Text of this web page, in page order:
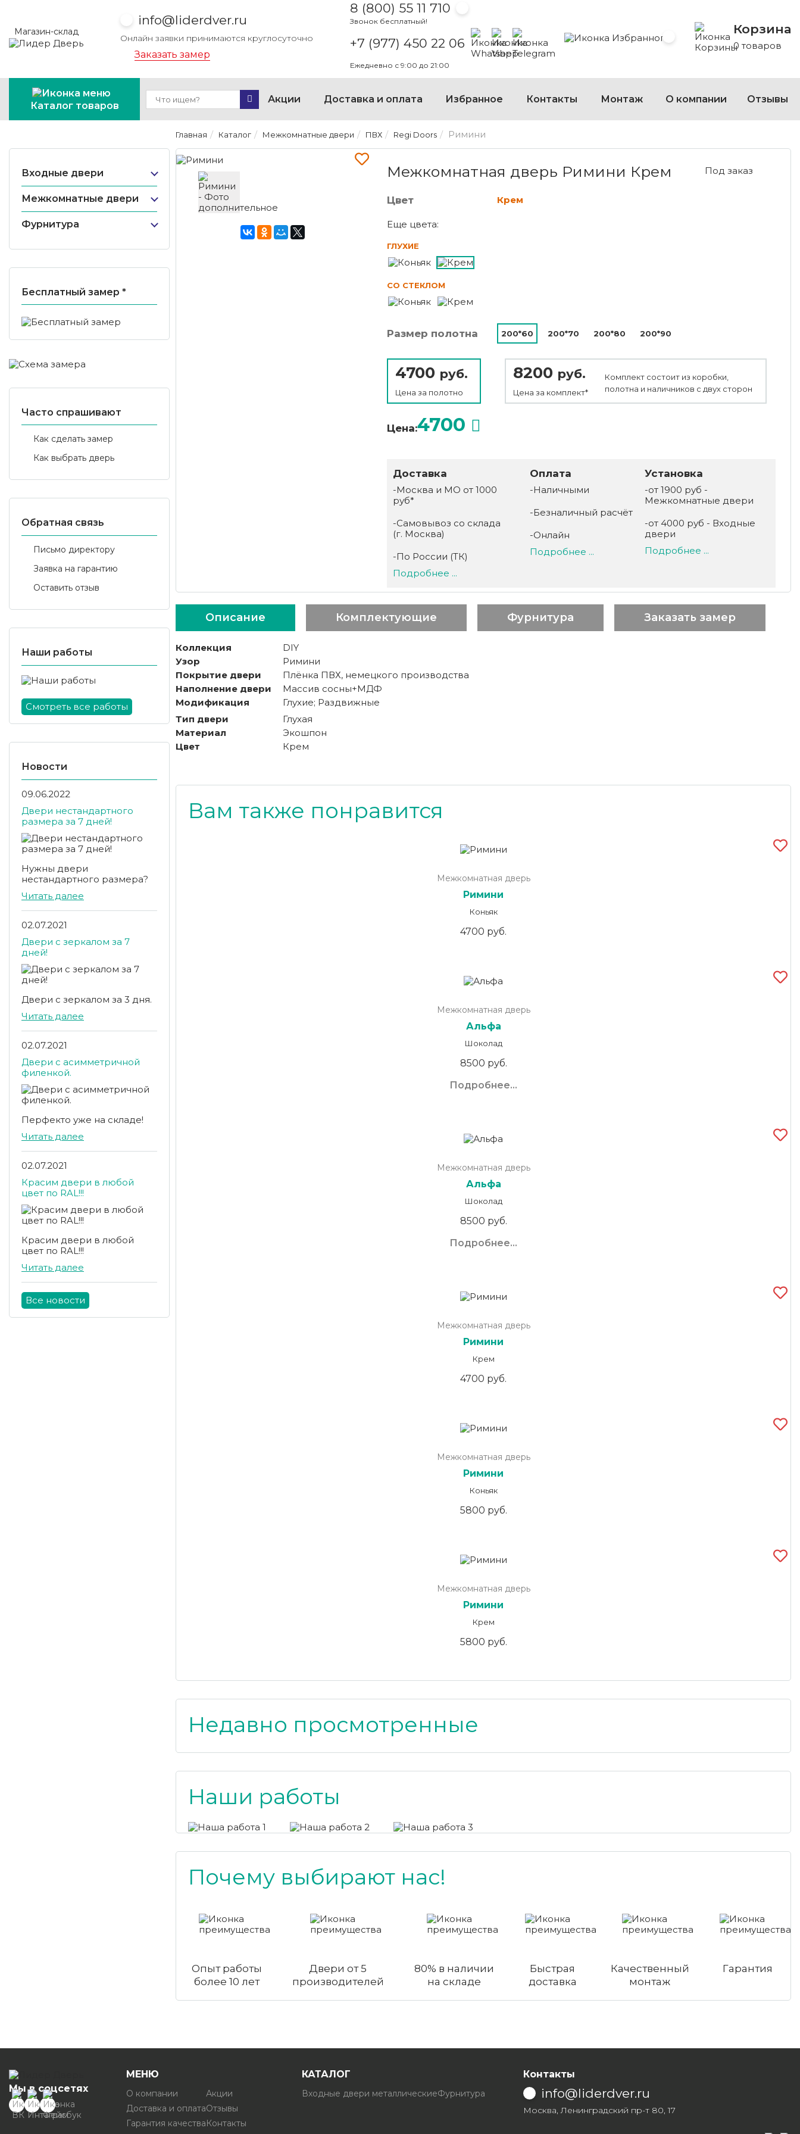
Магазин-склад
info@liderdver.ru
Онлайн заявки принимаются круглосуточно
Заказать замер
8 (800) 55 11 710
Звонок бесплатный!
+7 (977) 450 22 06
Написать на Whatsapp
Написать на Viber
Написать на Telegram
Ежедневно с 9:00 до 21:00
Избранное Корзина
0 товаров
Каталог товаров
Акции Доставка и оплата Избранное Контакты Монтаж О компании Отзывы
Входные двери
Межкомнатные двери
Фурнитура
Бесплатный замер *
Часто спрашивают
Как сделать замер
Как выбрать дверь
Обратная связь
Письмо директору
Заявка на гарантию
Оставить отзыв
Наши работы
Смотреть все работы
Новости
09.06.2022
Двери нестандартного
размера за 7 дней!
Нужны двери
нестандартного размера?
Читать далее
02.07.2021
Двери с зеркалом за 7
дней!
Двери с зеркалом за 3 дня.
Читать далее
02.07.2021
Двери с асимметричной
филенкой.
Перфекто уже на складе!
Читать далее
02.07.2021
Красим двери в любой
цвет по RAL!!!
Красим двери в любой
цвет по RAL!!!
Читать далее
Все новости
Главная Каталог Межкомнатные двери ПВХ Regi Doors Римини
Межкомнатная дверь Римини Крем Под заказ
Цвет Крем
Еще цвета:
ГЛУХИЕ
СО СТЕКЛОМ
Размер полотна 200*60 200*70 200*80 200*90
4700 руб.
Цена за полотно
8200 руб.
Цена за комплект*
Комплект состоит из коробки,
полотна и наличников с двух сторон
Цена:4700
Доставка
-Москва и МО от 1000
руб*
-Самовывоз со склада
(г. Москва)
-По России (ТК)
Подробнее ...
Оплата
-Наличными
-Безналичный расчёт
-Онлайн
Подробнее ...
Установка
-от 1900 руб -
Межкомнатные двери
-от 4000 руб - Входные
двери
Подробнее ...
Описание Комплектующие Фурнитура Заказать замер
Коллекция
DIY
Узор
Римини
Покрытие двери
Плёнка ПВХ, немецкого производства
Наполнение двери
Массив сосны+МДФ
Модификация
Глухие; Раздвижные
Тип двери
Глухая
Материал
Экошпон
Цвет
Крем
Вам также понравится
Межкомнатная дверь
Римини
Коньяк
4700 руб.
Межкомнатная дверь
Альфа
Шоколад
8500 руб.
Подробнее...
Межкомнатная дверь
Альфа
Шоколад
8500 руб.
Подробнее...
Межкомнатная дверь
Римини
Крем
4700 руб.
Межкомнатная дверь
Римини
Коньяк
5800 руб.
Межкомнатная дверь
Римини
Крем
5800 руб.
Недавно просмотренные
Наши работы
Почему выбирают нас!
Опыт работы
более 10 лет
Двери от 5
производителей
80% в наличии
на складе
Быстрая
доставка
Качественный
монтаж
Гарантия
Мы в соцсетях
МЕНЮ
О компании
Доставка и оплата
Гарантия качества
Акции
Отзывы
Контакты
КАТАЛОГ
Входные двери металлическиеФурнитура
Контакты
info@liderdver.ru
Москва, Ленинградский пр-т 80, 17